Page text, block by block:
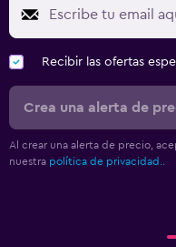
Recibir las ofertas
Crea una alerta de
Al crear una alerta de precio,
nuestra política de privacidad..